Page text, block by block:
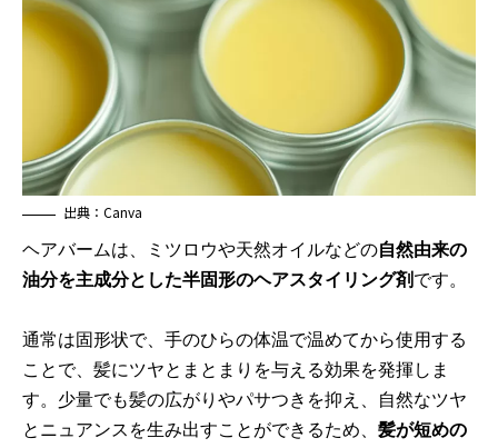
出典：Canva
ヘアバームは、ミツロウや天然オイルなどの自然由来の
油分を主成分とした半固形のヘアスタイリング剤 です。
通常は固形状で、手のひらの体温で温めてから使用する
ことで、髪にツヤとまとまりを与える効果を発揮しま
す。少量でも髪の広がりやパサつきを抑え、自然なツヤ
とニュアンスを生み出すことができるため、 髪が短めの